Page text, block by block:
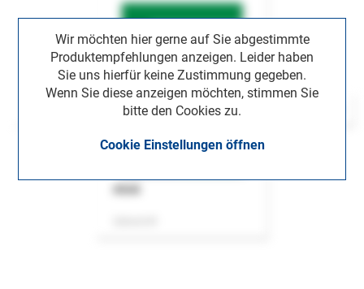
Wir möchten hier gerne auf Sie abgestimmte
Produktempfehlungen anzeigen. Leider haben
Sie uns hierfür keine Zustimmung gegeben.
Wenn Sie diese anzeigen möchten, stimmen Sie
bitte den Cookies zu.
Cookie Einstellungen öffnen